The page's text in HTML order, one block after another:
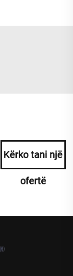
Kërko tani një
ofertë